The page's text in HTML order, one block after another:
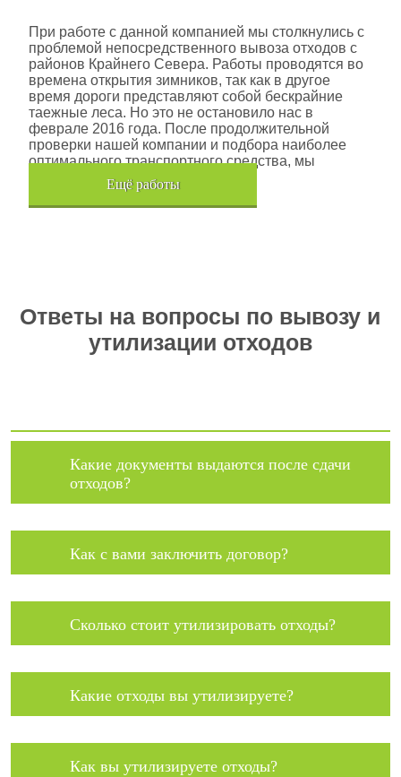
При работе с данной компанией мы столкнулись с
проблемой непосредственного вывоза отходов с
районов Крайнего Севера. Работы проводятся во
времена открытия зимников, так как в другое
время дороги представляют собой бескрайние
таежные леса. Но это не остановило нас в
феврале 2016 года. После продолжительной
проверки нашей компании и подбора наиболее
оптимального транспортного средства, мы
помогли данной компании.
Eщё работы
Ответы на вопросы по вывозу и
утилизации отходов
Какие документы выдаются после сдачи
отходов?
Как с вами заключить договор?
Сколько стоит утилизировать отходы?
Какие отходы вы утилизируете?
Как вы утилизируете отходы?